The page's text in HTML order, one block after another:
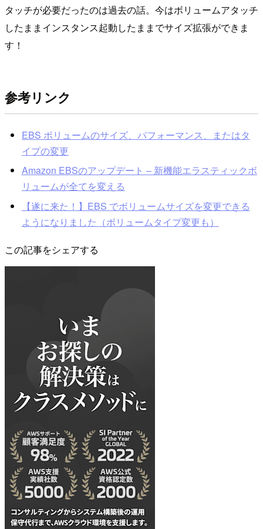
タッチが必要だったのは過去の話。今はボリュームアタッチ
したままインスタンス起動したままでサイズ拡張ができま
す！
参考リンク
EBS ボリュームのサイズ、パフォーマンス、またはタ
イプの変更
Amazon EBSのアップデート – 新機能エラスティックボ
リュームが全てを変える
【遂に来た！】EBS でボリュームサイズを変更できる
ようになりました（ボリュームタイプ変更も）
この記事をシェアする